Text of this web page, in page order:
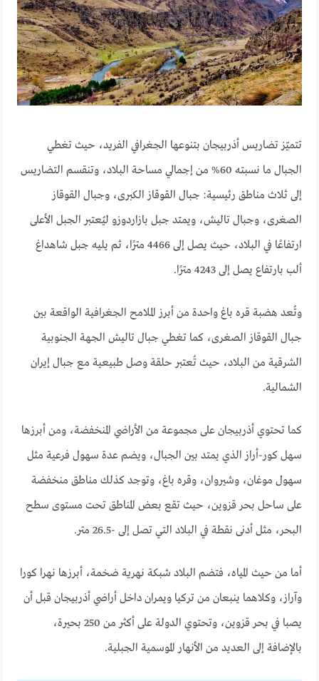
تتميّز تضاريس أذربيجان بتنوعها الجغرافي الفريد، حيث تغطي
الجبال ما نسبته 60% من إجمالي مساحة البلاد، وتنقسم التضاريس
إلى ثلاث مناطق رئيسية: جبال القوقاز الكبرى، وجبال القوقاز
الصغرى، وجبال تاليش، ويمتد جبل بازاردوزو ليُعتبر الجبل الأعلى
ارتفاعًا في البلاد، حيث يصل إلى 4466 مترًا، ثم يليه جبل شاهداغ
ألب بارتفاع يصل إلى 4243 مترًا.
وتُعد هضبة قره باغ واحدة من أبرز الملامح الجغرافية الواقعة بين
جبال القوقاز الصغرى، كما تغطي جبال تاليش الجهة الجنوبية
الشرقية من البلاد، حيث تُعتبر حلقة وصل طبيعية مع جبال إيران
الشمالية.
كما تحتوي أذربيجان على مجموعة من الأراضي المنخفضة، ومن أبرزها
سهل كور-أراز الذي يمتد بين الجبال، ويضم عدة سهول فرعية مثل
سهول موغان، وشيروان، وقره باغ، وتوجد كذلك مناطق منخفضة
على ساحل بحر قزوين، حيث تقع بعض المناطق تحت مستوى سطح
البحر، مثل أدنى نقطة في البلاد التي تصل إلى -26.5 متر.
أما من حيث المياه، فتضم البلاد شبكة نهرية ضخمة، أبرزها نهرا كورا
وآراز، وكلاهما ينبعان من تركيا ويمران داخل أراضي أذربيجان قبل أن
يصبا في بحر قزوين، وتحتوي الدولة على أكثر من 250 بحيرة،
بالإضافة إلى العديد من الأنهار الموسمية الجبلية.